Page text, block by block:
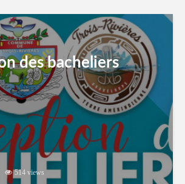
des bacheliers
514 views